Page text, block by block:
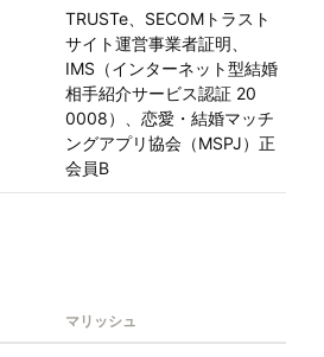
TRUSTe、SECOMトラスト
サイト運営事業者証明、
IMS（インターネット型結婚
相手紹介サービス認証 20
0008）、恋愛・結婚マッチ
ングアプリ協会（MSPJ）正
会員B
マリッシュ